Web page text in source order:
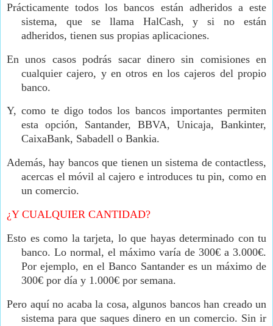
Prácticamente todos los bancos están adheridos a este
sistema, que se llama HalCash, y si no están
adheridos, tienen sus propias aplicaciones.
En unos casos podrás sacar dinero sin comisiones en
cualquier cajero, y en otros en los cajeros del propio
banco.
Y, como te digo todos los bancos importantes permiten
esta opción, Santander, BBVA, Unicaja, Bankinter,
CaixaBank, Sabadell o Bankia.
Además, hay bancos que tienen un sistema de contactless,
acercas el móvil al cajero e introduces tu pin, como en
un comercio.
¿Y CUALQUIER CANTIDAD?
Esto es como la tarjeta, lo que hayas determinado con tu
banco. Lo normal, el máximo varía de 300€ a 3.000€.
Por ejemplo, en el Banco Santander es un máximo de
300€ por día y 1.000€ por semana.
Pero aquí no acaba la cosa, algunos bancos han creado un
sistema para que saques dinero en un comercio. Sin ir